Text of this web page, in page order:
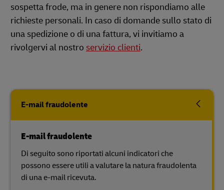
sospetta frode, ma in genere non rispondiamo alle
richieste personali. In caso di domande sullo stato di
una spedizione o di una fattura, vi invitiamo a
rivolgervi al nostro servizio clienti.
E-mail fraudolente
E-mail fraudolente
Di seguito sono riportati alcuni indicatori che
possono essere utili a valutare la natura fraudolenta
di una e-mail ricevuta.